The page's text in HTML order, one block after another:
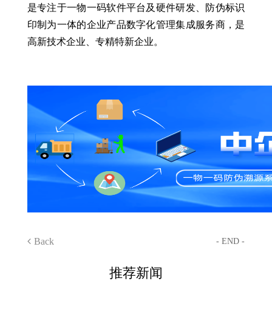
是专注于一物一码软件平台及硬件研发、防伪标识
印制为一体的企业产品数字化管理集成服务商，是
高新技术企业、专精特新企业。
Back - END -
推荐新闻